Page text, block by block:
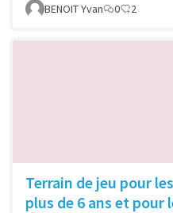
BENOIT Yvan
0 2
Terrain de jeu pour
plus de 6 ans et pour